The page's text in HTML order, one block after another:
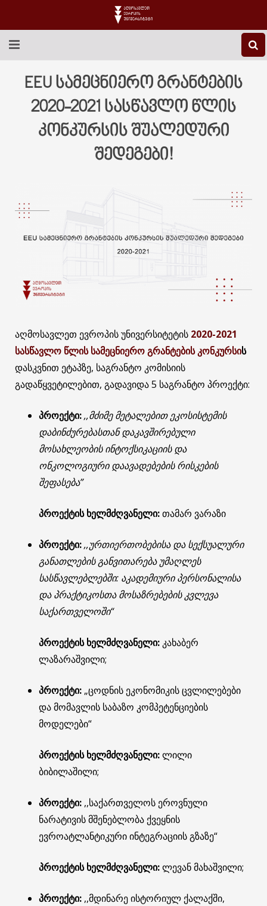
EEU-Ს ᲨᲔᲡᲐᲮᲔᲑ
ᲒᲐᲜᲐᲗᲚᲔᲑᲐ
ᲡᲢᲣᲓᲔᲜᲢᲣᲠᲘ ᲪᲮᲝᲕᲠᲔᲑᲐ
ᲙᲝᲜᲢᲐᲥᲢᲘ
EEU სამეცნიერო გრანტების
2020-2021 სასწავლო წლის
კონკურსის შუალედური
შედეგები!
აღმოსავლეთ ევროპის უნივერსიტეტის 2020-2021
სასწავლო წლის სამეცნიერო გრანტების კონკურსის
დასკვნით ეტაპზე, საგრანტო კომისიის
გადაწყვეტილებით, გადავიდა 5 საგრანტო პროექტი:
პროექტი:,,მძიმე მეტალებით ეკოსისტემის
დაბინძურებასთან დაკავშირებული
მოსახლეობის ინტოქსიკაციის და
ონკოლოგიური დაავადებების რისკების
შეფასება”
პროექტის ხელმძღვანელი:თამარ ვარაზი
პროექტი:,,ურთიერთობებისა და სექსუალური
განათლების განვითარება უმაღლეს
სასწავლებლებში: აკადემიური პერსონალისა
და პრაქტიკოსთა მოსაზრებების კვლევა
საქართველოში“
პროექტის ხელმძღვანელი: კახაბერ
ლაზარაშვილი;
პროექტი: „ცოდნის ეკონომიკის ცვლილებები
და მომავლის საბაზო კომპეტენციების
მოდელები“
პროექტის ხელმძღვანელი:ლილი
ბიბილაშილი;
პროექტი: ,,საქართველოს ეროვნული
ნარატივის მშენებლობა ქვეყნის
ევროატლანტიკური ინტეგრაციის გზაზე“
პროექტის ხელმძღვანელი:ლევან მახაშვილი;
პროექტი: ,,მდინარე ისტორიულ ქალაქში,